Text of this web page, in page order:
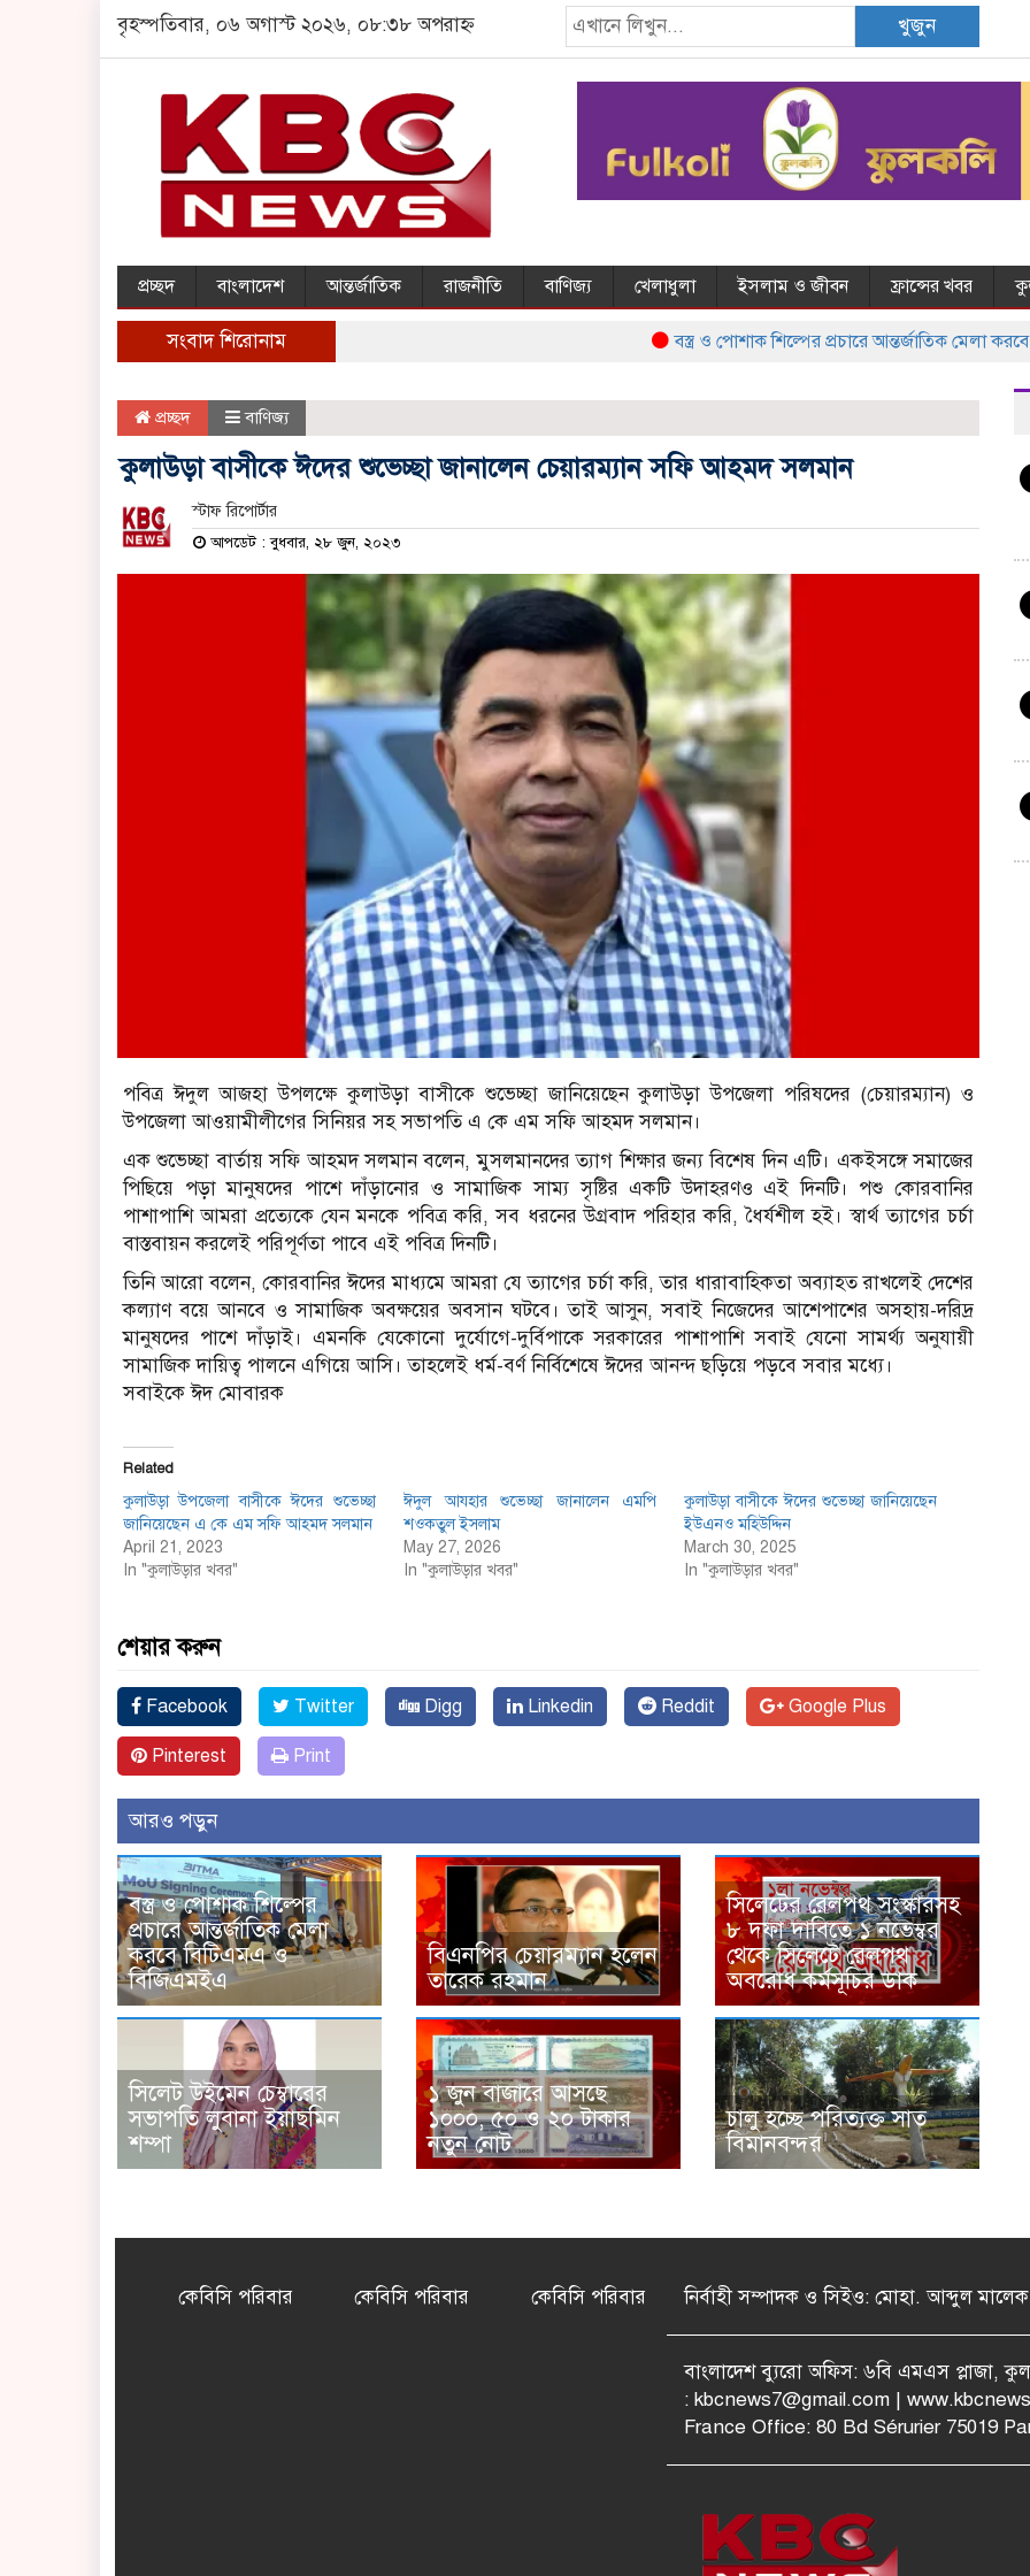
বৃহস্পতিবার, ০৬ অগাস্ট ২০২৬, ০৮:৩৮ অপরাহ্ন খুজুন
প্রচ্ছদ বাংলাদেশ আন্তর্জাতিক রাজনীতি বাণিজ্য খেলাধুলা ইসলাম ও জীবন ফ্রান্সের খবর
সংবাদ শিরোনাম বস্ত্র ও পোশাক শিল্পের প্রচারে আন্তর্জাতিক মেলা করবে
প্রচ্ছদ বাণিজ্য
কুলাউড়া বাসীকে ঈদের শুভেচ্ছা জানালেন চেয়ারম্যান সফি আহমদ সলমান
স্টাফ রিপোর্টার
আপডেট : বুধবার, ২৮ জুন, ২০২৩
পবিত্র ঈদুল আজহা উপলক্ষে কুলাউড়া বাসীকে শুভেচ্ছা জানিয়েছেন কুলাউড়া উপজেলা পরিষদের (চেয়ারম্যান) ও
উপজেলা আওয়ামীলীগের সিনিয়র সহ সভাপতি এ কে এম সফি আহমদ সলমান।
এক শুভেচ্ছা বার্তায় সফি আহমদ সলমান বলেন, মুসলমানদের ত্যাগ শিক্ষার জন্য বিশেষ দিন এটি। একইসঙ্গে সমাজের
পিছিয়ে পড়া মানুষদের পাশে দাঁড়ানোর ও সামাজিক সাম্য সৃষ্টির একটি উদাহরণও এই দিনটি। পশু কোরবানির
পাশাপাশি আমরা প্রত্যেকে যেন মনকে পবিত্র করি, সব ধরনের উগ্রবাদ পরিহার করি, ধৈর্যশীল হই। স্বার্থ ত্যাগের চর্চা
বাস্তবায়ন করলেই পরিপূর্ণতা পাবে এই পবিত্র দিনটি।
তিনি আরো বলেন, কোরবানির ঈদের মাধ্যমে আমরা যে ত্যাগের চর্চা করি, তার ধারাবাহিকতা অব্যাহত রাখলেই দেশের
কল্যাণ বয়ে আনবে ও সামাজিক অবক্ষয়ের অবসান ঘটবে। তাই আসুন, সবাই নিজেদের আশেপাশের অসহায়-দরিদ্র
মানুষদের পাশে দাঁড়াই। এমনকি যেকোনো দুর্যোগে-দুর্বিপাকে সরকারের পাশাপাশি সবাই যেনো সামর্থ্য অনুযায়ী
সামাজিক দায়িত্ব পালনে এগিয়ে আসি। তাহলেই ধর্ম-বর্ণ নির্বিশেষে ঈদের আনন্দ ছড়িয়ে পড়বে সবার মধ্যে।
সবাইকে ঈদ মোবারক
Related
কুলাউড়া উপজেলা বাসীকে ঈদের শুভেচ্ছা
জানিয়েছেন এ কে এম সফি আহমদ সলমান
April 21, 2023
In "কুলাউড়ার খবর"
ঈদুল আযহার শুভেচ্ছা জানালেন এমপি
শওকতুল ইসলাম
May 27, 2026
In "কুলাউড়ার খবর"
কুলাউড়া বাসীকে ঈদের শুভেচ্ছা জানিয়েছেন
ইউএনও মহিউদ্দিন
March 30, 2025
In "কুলাউড়ার খবর"
শেয়ার করুন
Facebook Twitter Digg Linkedin Reddit Google Plus
Pinterest Print
আরও পড়ুন
বস্ত্র ও পোশাক শিল্পের
প্রচারে আন্তর্জাতিক মেলা
করবে বিটিএমএ ও
বিজিএমইএ
বিএনপির চেয়ারম্যান হলেন
তারেক রহমান
সিলেটের রেলপথ সংস্কারসহ
৮ দফা দাবিতে ১ নভেম্বর
থেকে সিলেটে রেলপথ
অবরোধ কর্মসূচির ডাক
সিলেট উইমেন চেম্বারের
সভাপতি লুবানা ইয়াছমিন
শম্পা
১ জুন বাজারে আসছে
১০০০, ৫০ ও ২০ টাকার
নতুন নোট
চালু হচ্ছে পরিত্যক্ত সাত
বিমানবন্দর
কেবিসি পরিবার কেবিসি পরিবার কেবিসি পরিবার নির্বাহী সম্পাদক ও সিইও: মোহা. আব্দুল
বাংলাদেশ ব্যুরো অফিস: ৬বি এমএস প্লাজা,
: kbcnews7@gmail.com |
France Office: 80 Bd Sérurier 75019